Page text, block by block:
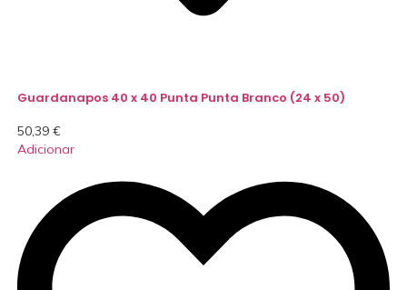
Guardanapos 40 x 40 Punta Punta Branco (24 x 50)
50,39 €
Adicionar